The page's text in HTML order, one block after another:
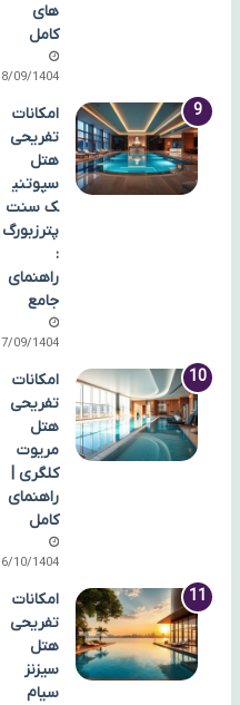
های
کامل
28/09/1404
امکانات
تفریحی
هتل
سپوتنی
ک سنت
پترزبورگ
:
راهنمای
جامع
27/09/1404
امکانات
تفریحی
هتل
مریوت
کلگری |
راهنمای
کامل
06/10/1404
امکانات
تفریحی
هتل
سیزنز
سیام